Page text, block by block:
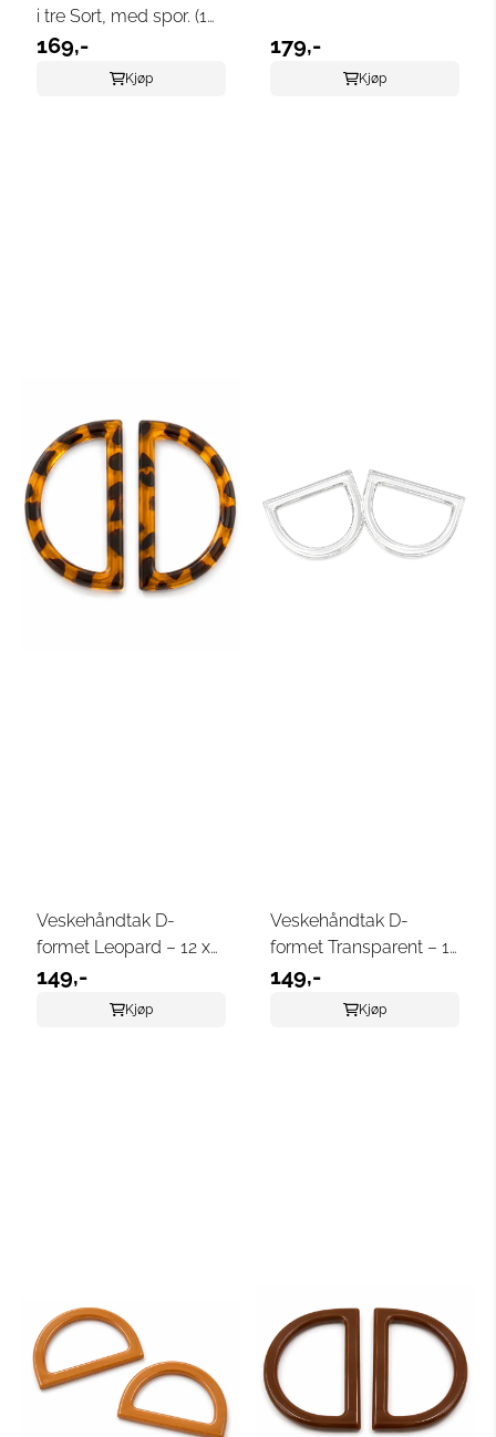
i tre Sort, med spor. (1
par)
169,-
Kjøp
179,-
Kjøp
Veskehåndtak D-
formet Leopard – 12 x
8,5 cm
149,-
Kjøp
Veskehåndtak D-
formet Transparent – 12
x 8,5 cm
149,-
Kjøp